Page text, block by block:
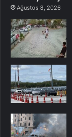
Ağustos 8, 2026